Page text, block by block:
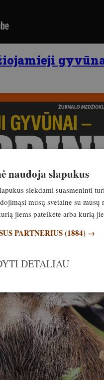
naudoja slapukus
siekdami suasmeninti
mūsų svetaine su
jiems pateikėte arba kurią
PARTNERIUS(1884) →
DETALIAU